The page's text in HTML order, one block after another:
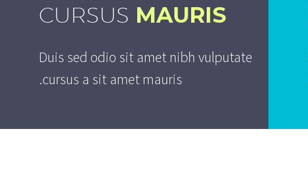
CURSUS MAURIS
Duis sed odio sit amet nibh vulputate
cursus a sit amet mauris.